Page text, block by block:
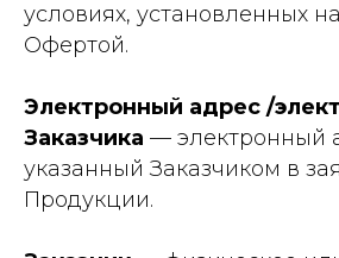
условиях, установленных
Офертой.
Электронный адрес /
Заказчика — электронный
указанный Заказчиком в
Продукции.